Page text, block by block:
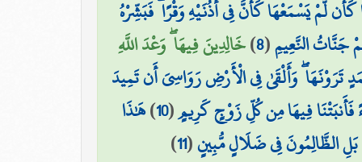
كَأَن لَّمْ يَسْمَعْهَا كَأَنَّ فِي أُذُنَيْهِ وَقْرًا ۖ فَبَشِّرْهُ
جَنَّاتُ النَّعِيمِ(
8
)خَالِدِينَ فِيهَا ۖ وَعْدَ اللَّهِ
تَرَوْنَهَا ۖ وَأَلْقَىٰ فِي الْأَرْضِ رَوَاسِيَ أَن تَمِيدَ
فِيهَا مِن كُلِّ زَوْجٍ كَرِيمٍ(
10
)هَٰذَا
الظَّالِمُونَ فِي ضَلَالٍ مُّبِينٍ(
11
)